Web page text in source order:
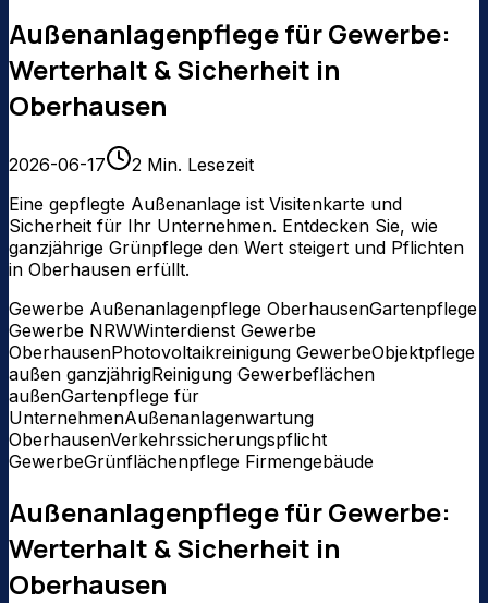
Außenanlagenpflege für Gewerbe:
Werterhalt & Sicherheit in
Oberhausen
2026-06-17 2 Min. Lesezeit
Eine gepflegte Außenanlage ist Visitenkarte und
Sicherheit für Ihr Unternehmen. Entdecken Sie, wie
ganzjährige Grünpflege den Wert steigert und Pflichten
in Oberhausen erfüllt.
Gewerbe Außenanlagenpflege OberhausenGartenpflege
Gewerbe NRWWinterdienst Gewerbe
OberhausenPhotovoltaikreinigung GewerbeObjektpflege
außen ganzjährigReinigung Gewerbeflächen
außenGartenpflege für
UnternehmenAußenanlagenwartung
OberhausenVerkehrssicherungspflicht
GewerbeGrünflächenpflege Firmengebäude
Außenanlagenpflege für Gewerbe:
Werterhalt & Sicherheit in
Oberhausen